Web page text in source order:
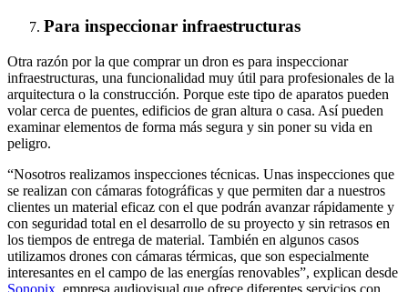
Para inspeccionar infraestructuras
Otra razón por la que comprar un dron es para inspeccionar
infraestructuras, una funcionalidad muy útil para profesionales de la
arquitectura o la construcción. Porque este tipo de aparatos pueden
volar cerca de puentes, edificios de gran altura o casa. Así pueden
examinar elementos de forma más segura y sin poner su vida en
peligro.
“Nosotros realizamos inspecciones técnicas. Unas inspecciones que
se realizan con cámaras fotográficas y que permiten dar a nuestros
clientes un material eficaz con el que podrán avanzar rápidamente y
con seguridad total en el desarrollo de su proyecto y sin retrasos en
los tiempos de entrega de material. También en algunos casos
utilizamos drones con cámaras térmicas, que son especialmente
interesantes en el campo de las energías renovables”, explican desde
Sonopix, empresa audiovisual que ofrece diferentes servicios con